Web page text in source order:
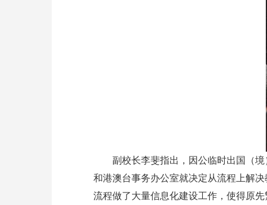
副校长李斐指出，因公临时出国（境
和港澳台事务办公室就决定从流程上解
流程做了大量信息化建设工作，使得原